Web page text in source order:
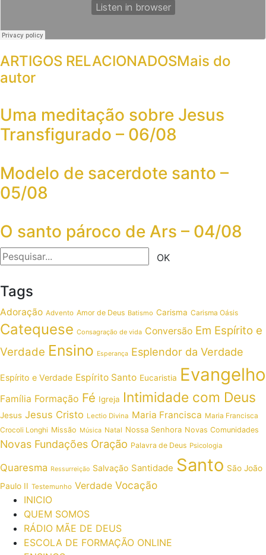
ARTIGOS RELACIONADOSMais do
autor
Uma meditação sobre Jesus
Transfigurado – 06/08
Modelo de sacerdote santo –
05/08
O santo pároco de Ars – 04/08
Tags
Adoração Advento Amor de Deus Batismo Carisma Carisma Oásis
Catequese Consagração de vida Conversão Em Espírito e
Verdade Ensino Esperança Esplendor da Verdade
Espírito e Verdade Espírito Santo Eucaristia Evangelho
Família Formação Fé Igreja Intimidade com Deus
Jesus Jesus Cristo Lectio Divina Maria Francisca Maria Francisca
Crocoli Longhi Missão Música Natal Nossa Senhora Novas Comunidades
Novas Fundações Oração Palavra de Deus Psicologia
Quaresma Ressurreição Salvação Santidade Santo São João
Paulo II Testemunho Verdade Vocação
INICIO
QUEM SOMOS
RÁDIO MÃE DE DEUS
ESCOLA DE FORMAÇÃO ONLINE